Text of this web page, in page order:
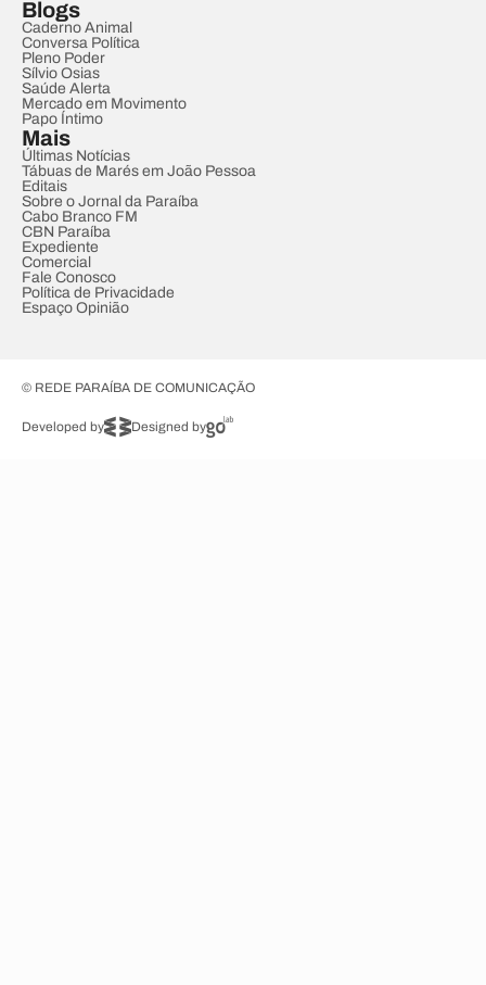
Blogs
Caderno Animal
Conversa Política
Pleno Poder
Sílvio Osias
Saúde Alerta
Mercado em Movimento
Papo Íntimo
Mais
Últimas Notícias
Tábuas de Marés em João Pessoa
Editais
Sobre o Jornal da Paraíba
Cabo Branco FM
CBN Paraíba
Expediente
Comercial
Fale Conosco
Política de Privacidade
Espaço Opinião
© REDE PARAÍBA DE COMUNICAÇÃO
Developed by Designed by